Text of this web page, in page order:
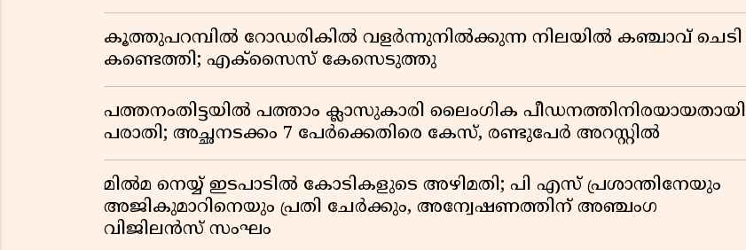
കൂത്തുപറമ്പിൽ റോഡരികിൽ വളർന്നുനിൽക്കുന്ന നിലയിൽ കഞ്ചാവ് ചെടി
കണ്ടെത്തി; എക്സൈസ് കേസെടുത്തു
പത്തനംതിട്ടയിൽ പത്താം ക്ലാസുകാരി ലൈംഗിക പീഡനത്തിനിരയായതായി
പരാതി; അച്ഛനടക്കം 7 പേർക്കെതിരെ കേസ്, രണ്ടുപേർ അറസ്റ്റിൽ
മിൽമ നെയ്യ് ഇടപാടിൽ കോടികളുടെ അഴിമതി; പി എസ് പ്രശാന്തിനേയും
അജികുമാറിനെയും പ്രതി ചേർക്കും, അന്വേഷണത്തിന് അഞ്ചംഗ
വിജിലൻസ് സംഘം